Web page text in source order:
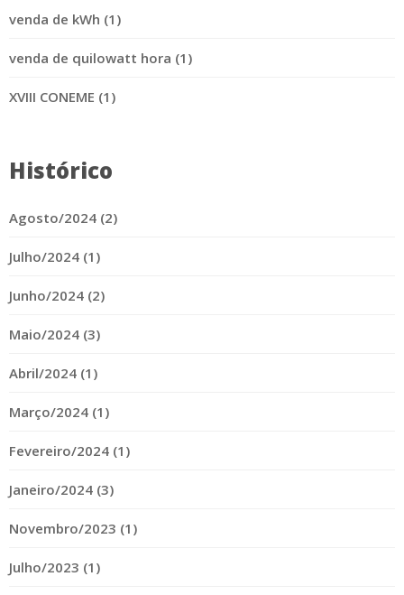
venda de kWh (1)
venda de quilowatt hora (1)
XVIII CONEME (1)
Histórico
Agosto/2024 (2)
Julho/2024 (1)
Junho/2024 (2)
Maio/2024 (3)
Abril/2024 (1)
Março/2024 (1)
Fevereiro/2024 (1)
Janeiro/2024 (3)
Novembro/2023 (1)
Julho/2023 (1)